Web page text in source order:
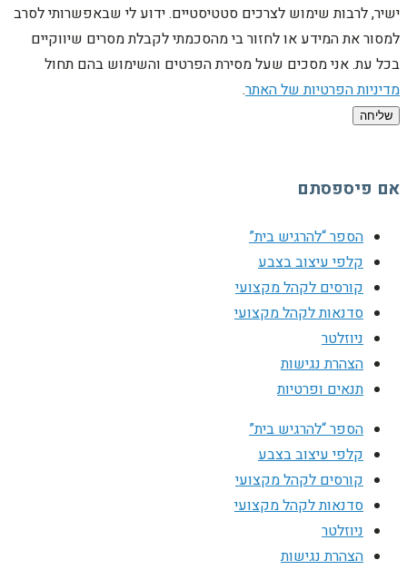
ישיר, לרבות שימוש לצרכים סטטיסטיים. ידוע לי שבאפשרותי לסרב
למסור את המידע או לחזור בי מהסכמתי לקבלת מסרים שיווקיים
בכל עת. אני מסכים שעל מסירת הפרטים והשימוש בהם תחול
מדיניות הפרטיות של האתר.
שליחה
אם פיספסתם
הספר “להרגיש בית”
קלפי עיצוב בצבע
קורסים לקהל מקצועי
סדנאות לקהל מקצועי
ניוזלטר
הצהרת נגישות
תנאים ופרטיות
הספר “להרגיש בית”
קלפי עיצוב בצבע
קורסים לקהל מקצועי
סדנאות לקהל מקצועי
ניוזלטר
הצהרת נגישות